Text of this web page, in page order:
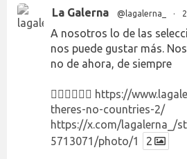
La Galerna @lagalerna_ ·
A nosotros lo de las
nos puede gustar más.
no de ahora, de siempre
👉🏻👉🏻👉🏻 https://
theres-no-countries-2/
https://x.com/lagalerna_/
5713071/photo/1
2